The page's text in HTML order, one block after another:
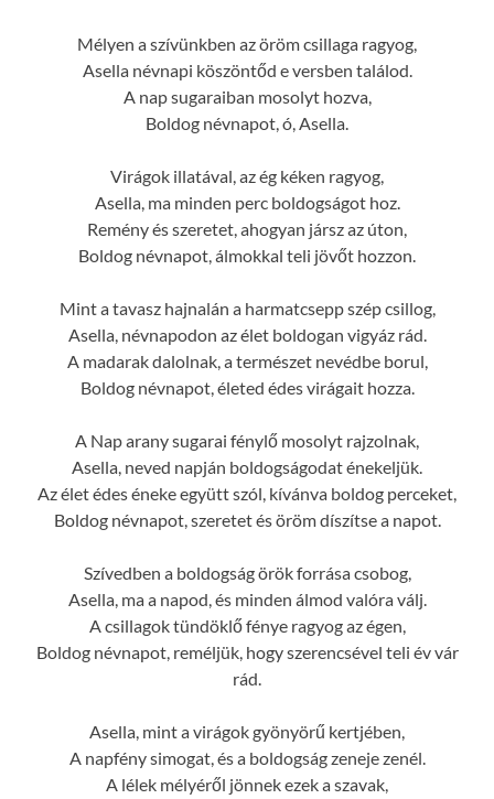
Mélyen a szívünkben az öröm csillaga ragyog,
Asella névnapi köszöntőd e versben találod.
A nap sugaraiban mosolyt hozva,
Boldog névnapot, ó, Asella.
Virágok illatával, az ég kéken ragyog,
Asella, ma minden perc boldogságot hoz.
Remény és szeretet, ahogyan jársz az úton,
Boldog névnapot, álmokkal teli jövőt hozzon.
Mint a tavasz hajnalán a harmatcsepp szép csillog,
Asella, névnapodon az élet boldogan vigyáz rád.
A madarak dalolnak, a természet nevédbe borul,
Boldog névnapot, életed édes virágait hozza.
A Nap arany sugarai fénylő mosolyt rajzolnak,
Asella, neved napján boldogságodat énekeljük.
Az élet édes éneke együtt szól, kívánva boldog perceket,
Boldog névnapot, szeretet és öröm díszítse a napot.
Szívedben a boldogság örök forrása csobog,
Asella, ma a napod, és minden álmod valóra válj.
A csillagok tündöklő fénye ragyog az égen,
Boldog névnapot, reméljük, hogy szerencsével teli év vár
rád.
Asella, mint a virágok gyönyörű kertjében,
A napfény simogat, és a boldogság zeneje zenél.
A lélek mélyéről jönnek ezek a szavak,